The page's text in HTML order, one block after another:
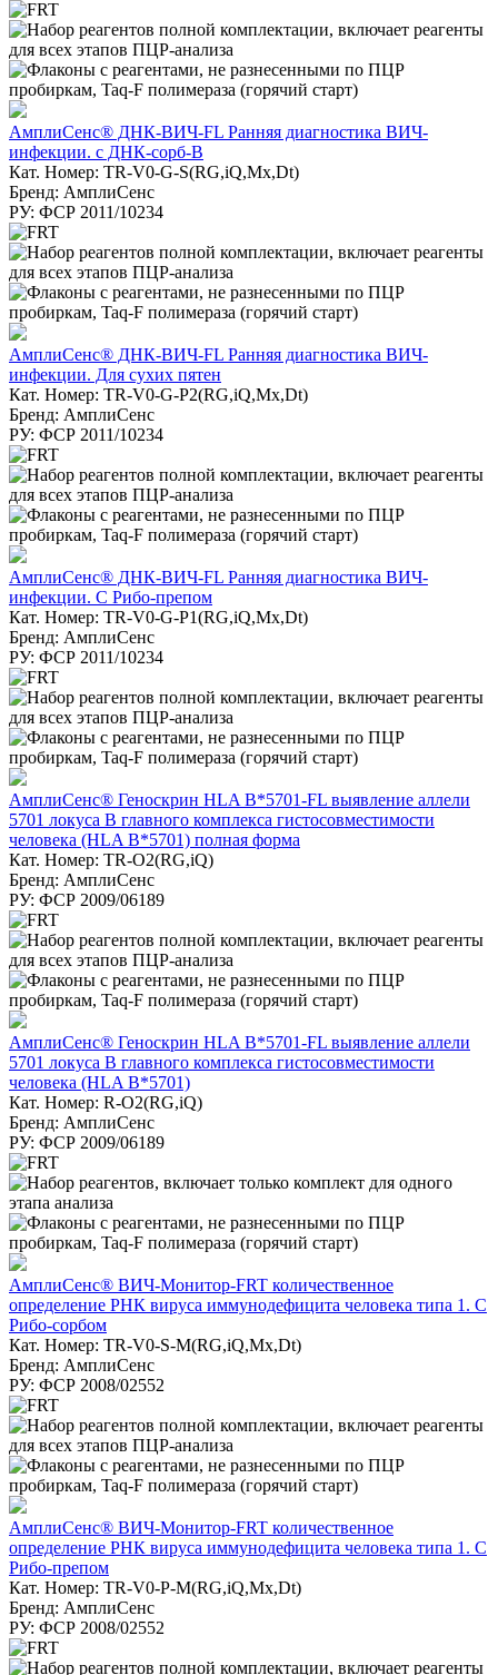
АмплиСенс® ДНК-ВИЧ-FL Ранняя диагностика ВИЧ-
инфекции. с ДНК-сорб-В
Кат. Номер: TR-V0-G-S(RG,iQ,Mx,Dt)
Бренд: АмплиСенс
РУ: ФСР 2011/10234
АмплиСенс® ДНК-ВИЧ-FL Ранняя диагностика ВИЧ-
инфекции. Для сухих пятен
Кат. Номер: TR-V0-G-P2(RG,iQ,Mx,Dt)
Бренд: АмплиСенс
РУ: ФСР 2011/10234
АмплиСенс® ДНК-ВИЧ-FL Ранняя диагностика ВИЧ-
инфекции. С Рибо-препом
Кат. Номер: TR-V0-G-P1(RG,iQ,Mx,Dt)
Бренд: АмплиСенс
РУ: ФСР 2011/10234
АмплиСенс® Геноскрин HLA B*5701-FL выявление аллели
5701 локуса В главного комплекса гистосовместимости
человека (HLA B*5701) полная форма
Кат. Номер: TR-O2(RG,iQ)
Бренд: АмплиСенс
РУ: ФСР 2009/06189
АмплиСенс® Геноскрин HLA B*5701-FL выявление аллели
5701 локуса В главного комплекса гистосовместимости
человека (HLA B*5701)
Кат. Номер: R-O2(RG,iQ)
Бренд: АмплиСенс
РУ: ФСР 2009/06189
АмплиСенс® ВИЧ-Монитор-FRT количественное
определение РНК вируса иммунодефицита человека типа 1. С
Рибо-сорбом
Кат. Номер: TR-V0-S-M(RG,iQ,Mx,Dt)
Бренд: АмплиСенс
РУ: ФСР 2008/02552
АмплиСенс® ВИЧ-Монитор-FRT количественное
определение РНК вируса иммунодефицита человека типа 1. С
Рибо-препом
Кат. Номер: TR-V0-P-M(RG,iQ,Mx,Dt)
Бренд: АмплиСенс
РУ: ФСР 2008/02552